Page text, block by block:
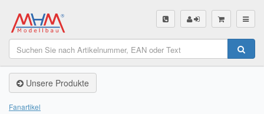
SHOP
Unsere Produkte
Unsere Produkte
Fanartikel